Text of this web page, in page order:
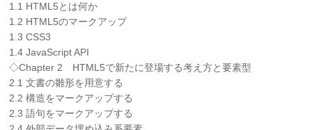
1.1 HTML5とは何か
1.2 HTML5のマークアップ
1.3 CSS3
1.4 JavaScript API
◇Chapter 2 HTML5で新たに登場する考え方と要素型
2.1 文書の雛形を用意する
2.2 構造をマークアップする
2.3 語句をマークアップする